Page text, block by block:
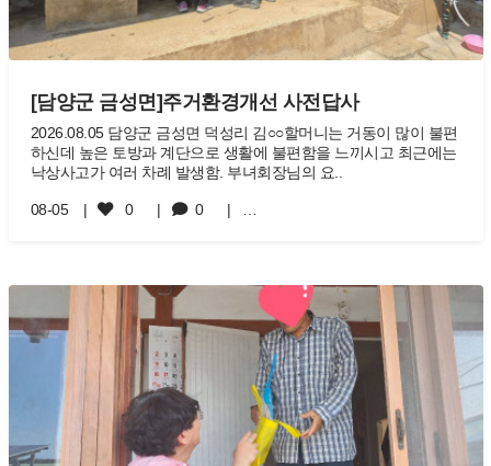
[담양군 금성면]주거환경개선 사전답사
2026.08.05 담양군 금성면 덕성리 김○○할머니는 거동이 많이 불편
하신데 높은 토방과 계단으로 생활에 불편함을 느끼시고 최근에는
낙상사고가 여러 차례 발생함. 부녀회장님의 요..
08-05 0 0